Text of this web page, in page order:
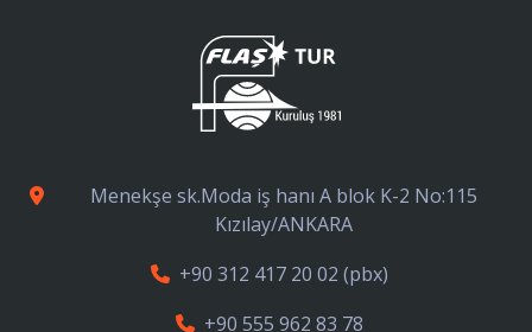
Menekşe sk.Moda iş hanı A blok K-2 No:115
Kızılay/ANKARA
+90 312 417 20 02 (pbx)
+90 555 962 83 78